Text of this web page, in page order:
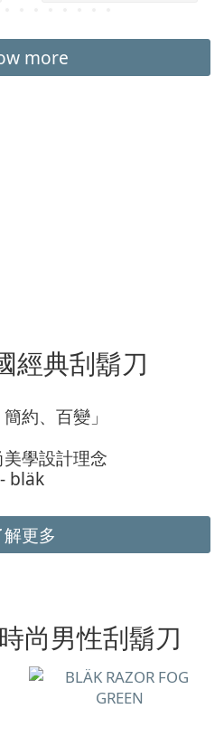
more
經典刮鬍刀
簡約、百變」
學設計理念
- bläk
解更多
尚男性刮鬍刀